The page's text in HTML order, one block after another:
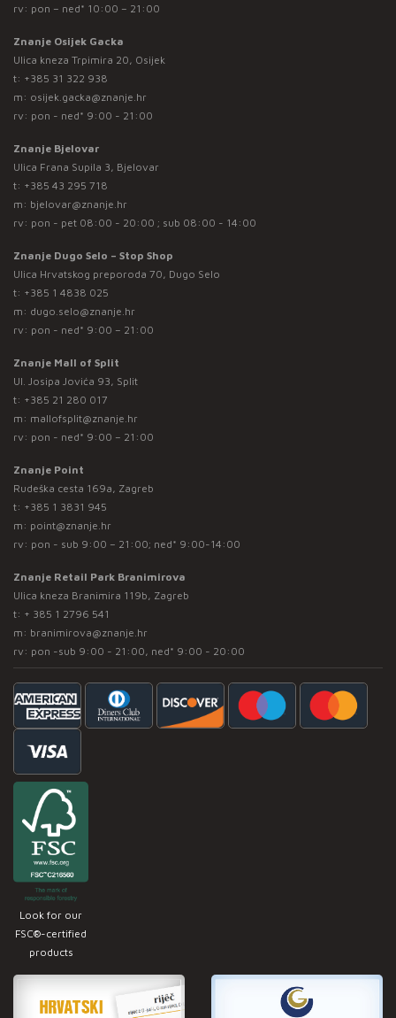
rv: pon – ned* 10:00 – 21:00
Znanje Osijek Gacka
Ulica kneza Trpimira 20, Osijek
t: +385 31 322 938
m: osijek.gacka@znanje.hr
rv: pon - ned* 9:00 - 21:00
Znanje Bjelovar
Ulica Frana Supila 3, Bjelovar
t: +385 43 295 718
m: bjelovar@znanje.hr
rv: pon - pet 08:00 - 20:00 ; sub 08:00 - 14:00
Znanje Dugo Selo – Stop Shop
Ulica Hrvatskog preporoda 70, Dugo Selo
t: +385 1 4838 025
m: dugo.selo@znanje.hr
rv: pon - ned* 9:00 – 21:00
Znanje Mall of Split
Ul. Josipa Jovića 93, Split
t: +385 21 280 017
m: mallofsplit@znanje.hr
rv: pon - ned* 9:00 – 21:00
Znanje Point
Rudeška cesta 169a, Zagreb
t: +385 1 3831 945
m: point@znanje.hr
rv: pon - sub 9:00 – 21:00; ned* 9:00-14:00
Znanje Retail Park Branimirova
Ulica kneza Branimira 119b, Zagreb
t: + 385 1 2796 541
m: branimirova@znanje.hr
rv: pon -sub 9:00 - 21:00, ned* 9:00 - 20:00
Look for our
FSC®-certified
products